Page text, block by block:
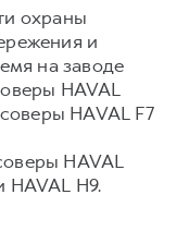
охраны
и
на заводе
HAVAL
HAVAL F7
HAVAL
H9.